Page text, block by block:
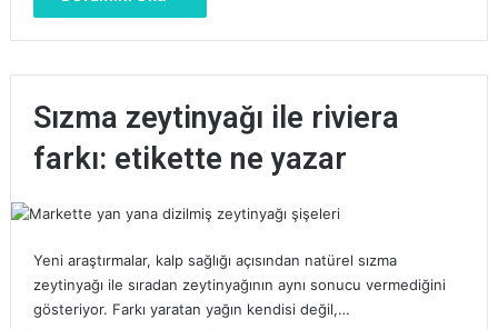
Sızma zeytinyağı ile riviera
farkı: etikette ne yazar
Yeni araştırmalar, kalp sağlığı açısından natürel sızma
zeytinyağı ile sıradan zeytinyağının aynı sonucu vermediğini
gösteriyor. Farkı yaratan yağın kendisi değil,…